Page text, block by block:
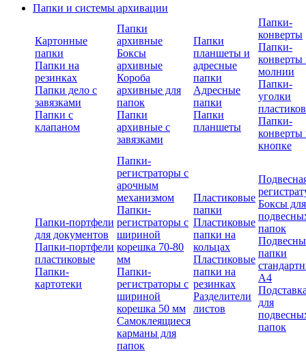
Папки и системы архивации
Картонные
папки
Папки на
резинках
Папки дело с
завязками
Папки с
клапаном
Папки
архивные
Боксы
архивные
Короба
архивные для
папок
Папки
архивные с
завязками
Папки
планшеты и
адресные
папки
Адресные
папки
Папки
планшеты
Папки-
конверты
Папки-
конверты
молнии
Папки-
уголки
Папки-
конверты
кнопке
Папки-портфели
для документов
Папки-портфели
пластиковые
Папки-
картотеки
Папки-
регистраторы с
арочным
механизмом
Папки-
регистраторы с
шириной
корешка 70-80
мм
Папки-
регистраторы с
шириной
корешка 50 мм
Самоклеящиеся
карманы для
папок
Пластиковые
папки
Пластиковые
папки на
кольцах
Пластиковые
папки на
резинках
Разделители
листов
Боксы для
папок
папки
А4
для
папок